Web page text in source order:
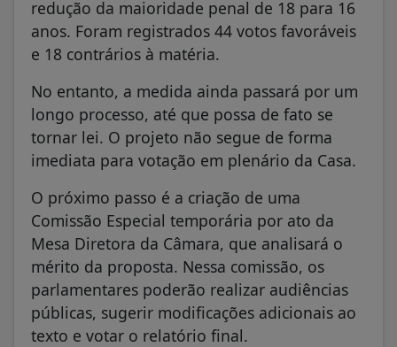
redução da maioridade penal de 18 para 16
anos. Foram registrados 44 votos favoráveis
e 18 contrários à matéria.
No entanto, a medida ainda passará por um
longo processo, até que possa de fato se
tornar lei. O projeto não segue de forma
imediata para votação em plenário da Casa.
O próximo passo é a criação de uma
Comissão Especial temporária por ato da
Mesa Diretora da Câmara, que analisará o
mérito da proposta. Nessa comissão, os
parlamentares poderão realizar audiências
públicas, sugerir modificações adicionais ao
texto e votar o relatório final.